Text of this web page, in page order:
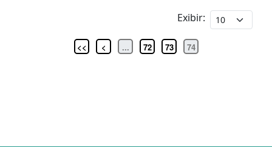
Exibir:
<< < ... 72 73 74